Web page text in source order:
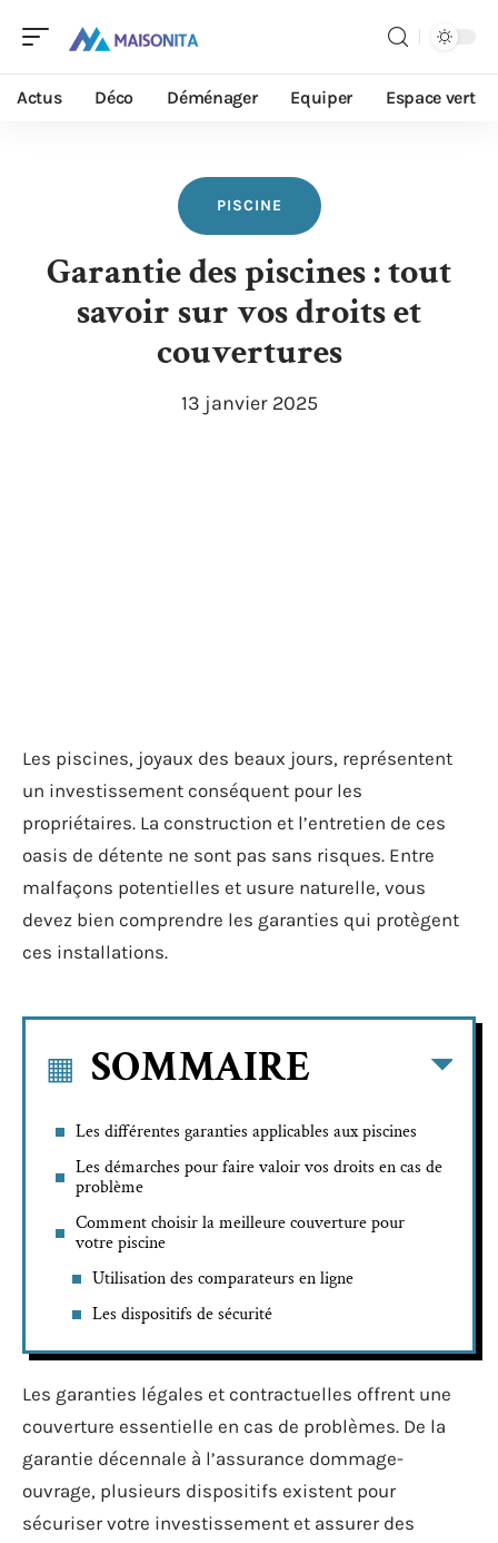
Actus Déco Déménager Equiper Espace vert
PISCINE
Garantie des piscines : tout
savoir sur vos droits et
couvertures
13 janvier 2025
Les piscines, joyaux des beaux jours, représentent
un investissement conséquent pour les
propriétaires. La construction et l’entretien de ces
oasis de détente ne sont pas sans risques. Entre
malfaçons potentielles et usure naturelle, vous
devez bien comprendre les garanties qui protègent
ces installations.
SOMMAIRE
Les différentes garanties applicables aux piscines
Les démarches pour faire valoir vos droits en cas de
problème
Comment choisir la meilleure couverture pour
votre piscine
Utilisation des comparateurs en ligne
Les dispositifs de sécurité
Les garanties légales et contractuelles offrent une
couverture essentielle en cas de problèmes. De la
garantie décennale à l’assurance dommage-
ouvrage, plusieurs dispositifs existent pour
sécuriser votre investissement et assurer des